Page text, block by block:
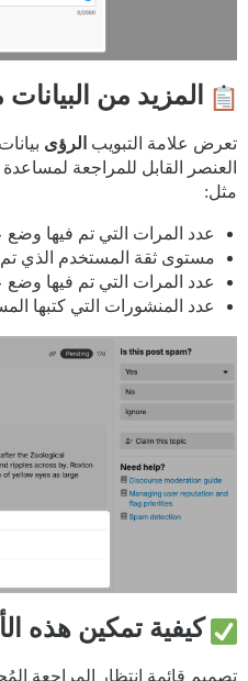
المزيد من
تعرض علامة التبويب الرؤى
العنصر القابل للمراجعة
مثل:
عدد المرات التي تم فيها وضع
مستوى ثقة المستخدم الذي
عدد المرات التي تم فيها
عدد المنشورات التي كتبها
كيفية تمكين هذه
تصميم قائمة انتظار المراجعة